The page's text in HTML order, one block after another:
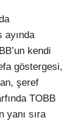
ayında
kendi
göstergesi,
şeref
TOBB
yanı sıra